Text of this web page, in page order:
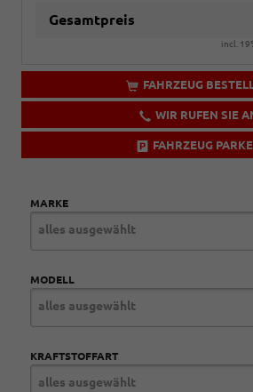
Gesamtpreis
incl.
FAHRZEUG
WIR RUFEN SIE
FAHRZEUG
MARKE
alles ausgewählt
MODELL
alles ausgewählt
KRAFTSTOFFART
alles ausgewählt